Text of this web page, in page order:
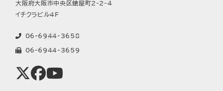
大阪府大阪市中央区鎗屋町2-2-4
イチクラビル4F
06-6944-3658
06-6944-3659